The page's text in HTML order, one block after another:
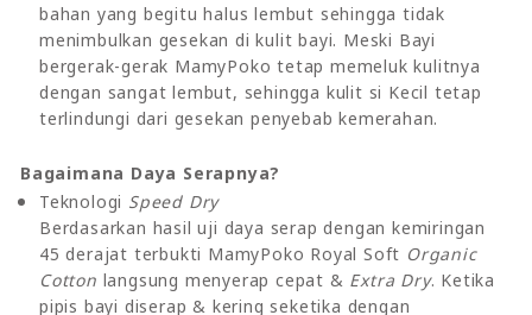
bahan yang begitu halus lembut sehingga tidak
menimbulkan gesekan di kulit bayi. Meski Bayi
bergerak-gerak MamyPoko tetap memeluk kulitnya
dengan sangat lembut, sehingga kulit si Kecil tetap
terlindungi dari gesekan penyebab kemerahan.
Bagaimana Daya Serapnya?
Teknologi Speed Dry
Berdasarkan hasil uji daya serap dengan kemiringan
45 derajat terbukti MamyPoko Royal Soft Organic
Cotton langsung menyerap cepat & Extra Dry. Ketika
pipis bayi diserap & kering seketika dengan